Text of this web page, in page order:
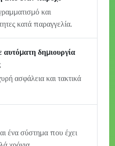
και
κατά παραγγελία.
αυτόματη δημιουργία
ασφάλεια και τακτικά
ένα σύστημα που έχει